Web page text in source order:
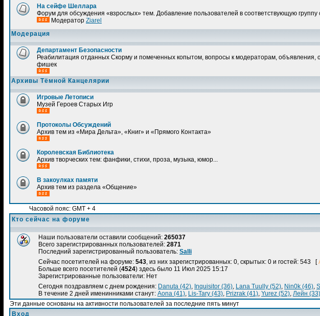
На сейфе Шеллара
Форум для обсуждения «взрослых» тем. Добавление пользователей в соответствующую
Модератор Ziarel
Модерация
Департамент Безопасности
Реабилитация отданных Скорму и помеченных копытом, вопросы к модераторам, объявления,
фишек
Архивы Тёмной Канцелярии
Игровые Летописи
Музей Героев Старых Игр
Протоколы Обсуждений
Архив тем из «Мира Дельта», «Книг» и «Прямого Контакта»
Королевская Библиотека
Архив творческих тем: фанфики, стихи, проза, музыка, юмор...
В закоулках памяти
Архив тем из раздела «Общение»
Часовой пояс: GMT + 4
Кто сейчас на форуме
Наши пользователи оставили сообщений: 265037
Всего зарегистрированных пользователей: 2871
Последний зарегистрированный пользователь: Salli
Сейчас посетителей на форуме: 543 , из них зарегистрированных: 0, скрытых: 0 и гостей: 543 [
Больше всего посетителей (4524) здесь было 11 Июл 2025 15:17
Зарегистрированные пользователи: Нет
Сегодня поздравляем с днем рождения: Danuta (42) Inquisitor (36) Lana Tuully (52) Nin0k (46)
В течение 2 дней именинниками станут: Aona (41) Lis-Tary (43) Prizrak (41) Yurez (52) Лейн (33)
Эти данные основаны на активности пользователей за последние пять минут
Вход